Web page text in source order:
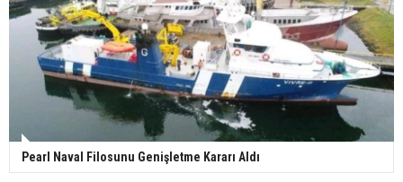
Pearl Naval Filosunu Genişletme Kararı Aldı